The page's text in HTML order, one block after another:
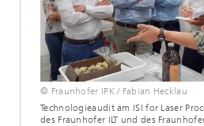
© Fraunhofer IPK / Fabian Hecklau
Technologieaudit am ISI for Laser
des Fraunhofer ILT und des